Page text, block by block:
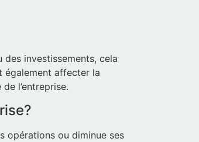
investissements, cela
également affecter la
l’entreprise.
opérations ou diminue ses